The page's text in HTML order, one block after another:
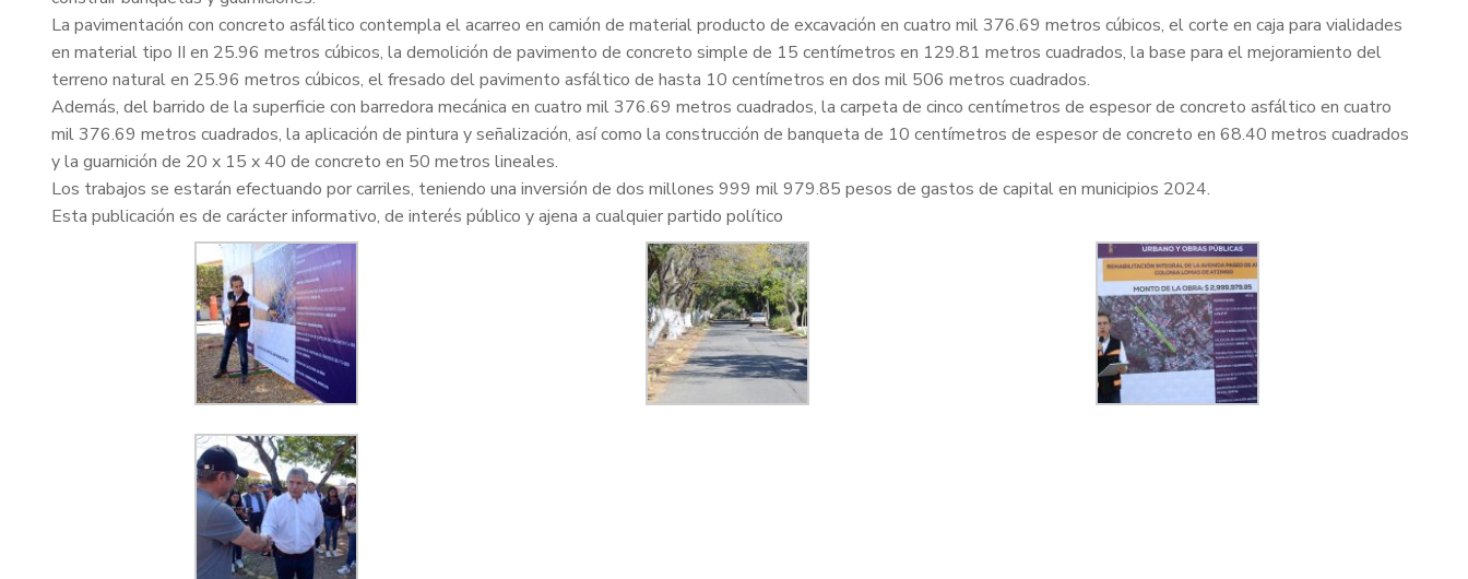
La pavimentación con concreto asfáltico contempla el acarreo en camión de material producto de excavación en cuatro mil 376.69 metros cúbicos, el corte en caja para vialidades
en material tipo II en 25.96 metros cúbicos, la demolición de pavimento de concreto simple de 15 centímetros en 129.81 metros cuadrados, la base para el mejoramiento del
terreno natural en 25.96 metros cúbicos, el fresado del pavimento asfáltico de hasta 10 centímetros en dos mil 506 metros cuadrados.
Además, del barrido de la superficie con barredora mecánica en cuatro mil 376.69 metros cuadrados, la carpeta de cinco centímetros de espesor de concreto asfáltico en cuatro
mil 376.69 metros cuadrados, la aplicación de pintura y señalización, así como la construcción de banqueta de 10 centímetros de espesor de concreto en 68.40 metros cuadrados
y la guarnición de 20 x 15 x 40 de concreto en 50 metros lineales.
Los trabajos se estarán efectuando por carriles, teniendo una inversión de dos millones 999 mil 979.85 pesos de gastos de capital en municipios 2024.
Esta publicación es de carácter informativo, de interés público y ajena a cualquier partido político